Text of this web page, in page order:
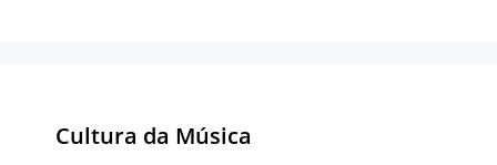
Cultura da Música